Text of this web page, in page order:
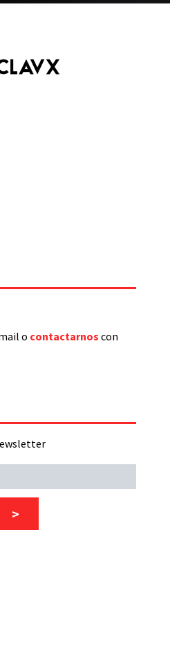
o contactarnos con
>